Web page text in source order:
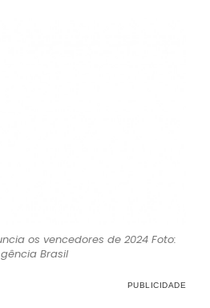
os vencedores de 2024 Foto:
Brasil